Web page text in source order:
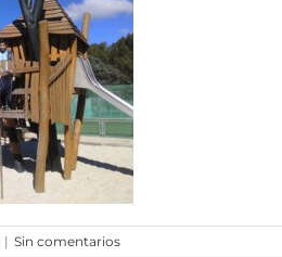
| Sin comentarios